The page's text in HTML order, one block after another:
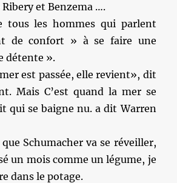
et Benzema ….
tous les hommes qui parlent
de confort » à se faire une
détente ».
est passée, elle revient», dit
Mais C’est quand la mer se
qui se baigne nu. a dit Warren
Schumacher va se réveiller,
un mois comme un légume, je
dans le potage.